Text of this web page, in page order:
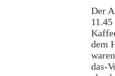
Der
dem
das-